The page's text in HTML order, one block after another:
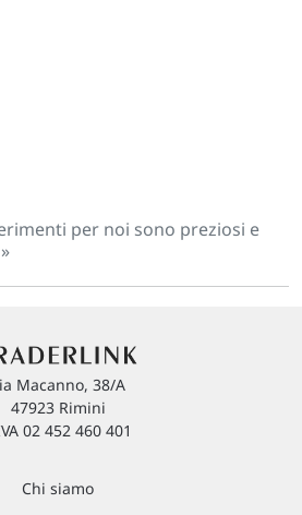
per noi sono preziosi e
Macanno, 38/A
47923 Rimini
02 452 460 401
Chi siamo